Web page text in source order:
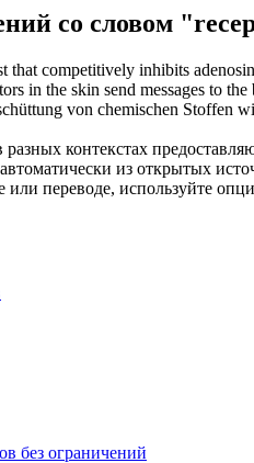
со словом
that competitively inhibits
in the skin send messages to
von chemischen Stoffen
контекстах
из открытых
переводе, используйте
без ограничений